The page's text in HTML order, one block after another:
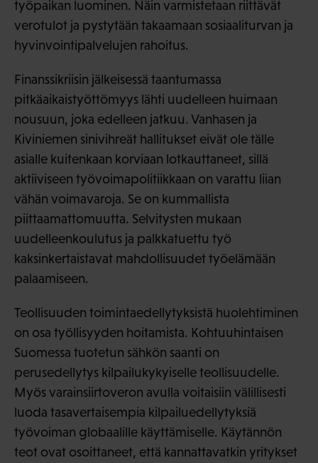
työpaikan luominen. Näin varmistetaan riittävät
verotulot ja pystytään takaamaan sosiaaliturvan ja
hyvinvointipalvelujen rahoitus.
Finanssikriisin jälkeisessä taantumassa
pitkäaikaistyöttömyys lähti uudelleen huimaan
nousuun, joka edelleen jatkuu. Vanhasen ja
Kiviniemen sinivihreät hallitukset eivät ole tälle
asialle kuitenkaan korviaan lotkauttaneet, sillä
aktiiviseen työvoimapolitiikkaan on varattu liian
vähän voimavaroja. Se on kummallista
piittaamattomuutta. Selvitysten mukaan
uudelleenkoulutus ja palkkatuettu työ
kaksinkertaistavat mahdollisuudet työelämään
palaamiseen.
Teollisuuden toimintaedellytyksistä huolehtiminen
on osa työllisyyden hoitamista. Kohtuuhintaisen
Suomessa tuotetun sähkön saanti on
perusedellytys kilpailukykyiselle teollisuudelle.
Myös varainsiirtoveron avulla voitaisiin välillisesti
luoda tasavertaisempia kilpailuedellytyksiä
työvoiman globaalille käyttämiselle. Käytännön
teot ovat osoittaneet, että kannattavatkin yritykset